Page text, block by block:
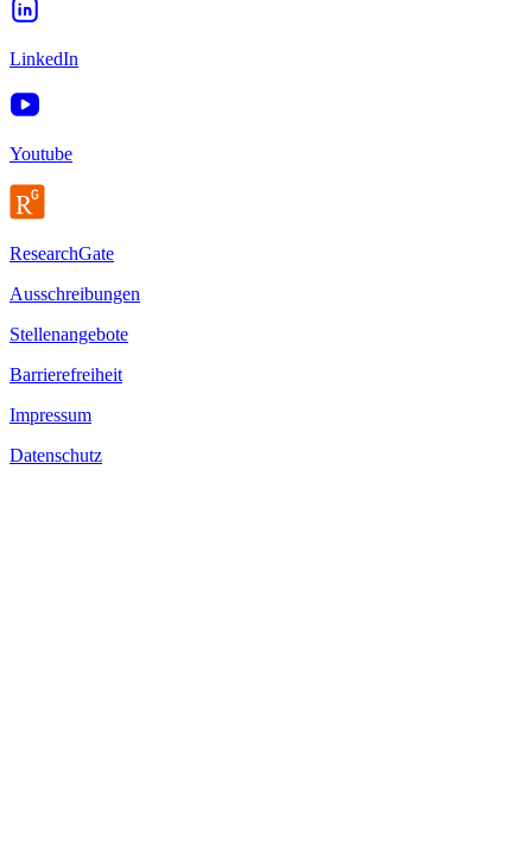
LinkedIn
Youtube
ResearchGate
Ausschreibungen
Stellenangebote
Barrierefreiheit
Impressum
Datenschutz